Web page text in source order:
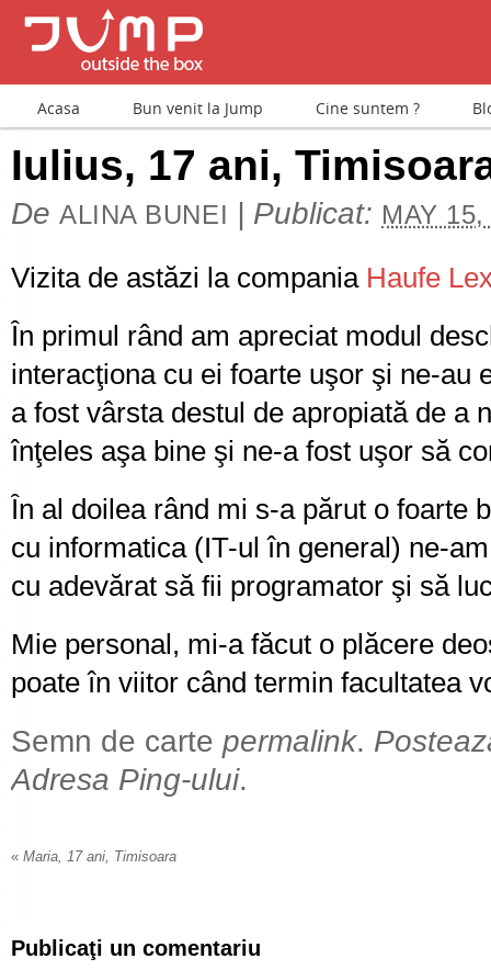
Acasa Bun venit la Jump Cine suntem ?
Iulius, 17 ani,
De ALINA BUNEI | Publicat: MAY
Vizita de astăzi la compania Haufe
În primul rând am apreciat modul
interacţiona cu ei foarte uşor şi ne-au
a fost vârsta destul de apropiată de a
înţeles aşa bine şi ne-a fost uşor să
În al doilea rând mi s-a părut o foarte
cu informatica (IT-ul în general) ne-
cu adevărat să fii programator şi să
Mie personal, mi-a făcut o plăcere
poate în viitor când termin facultatea
Semn de carte permalink.
Adresa Ping-ului.
« Maria, 17 ani, Timisoara
Publicaţi un comentariu